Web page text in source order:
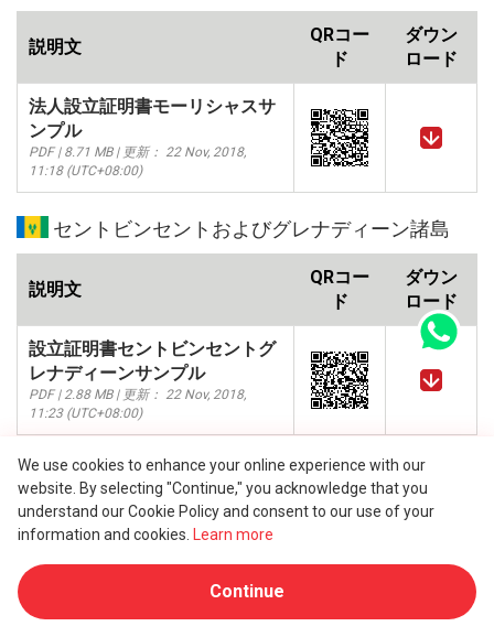
説明文
QRコー
ド
ダウン
ロード
法人設立証明書モーリシャスサ
ンプル
PDF | 8.71 MB | 更新： 22 Nov, 2018,
11:18 (UTC+08:00)
セントビンセントおよびグレナディーン諸島
説明文
QRコー
ド
ダウン
ロード
設立証明書セントビンセントグ
レナディーンサンプル
PDF | 2.88 MB | 更新： 22 Nov, 2018,
11:23 (UTC+08:00)
サモア
説明文
QRコー
ダウン
設立証明書サモアサンプル
PDF | 893.05 kB | 更新： 23 Nov, 2018,
We use cookies to enhance your online experience with our
website. By selecting "Continue," you acknowledge that you
understand our Cookie Policy and consent to our use of your
information and cookies.
Learn more
Continue